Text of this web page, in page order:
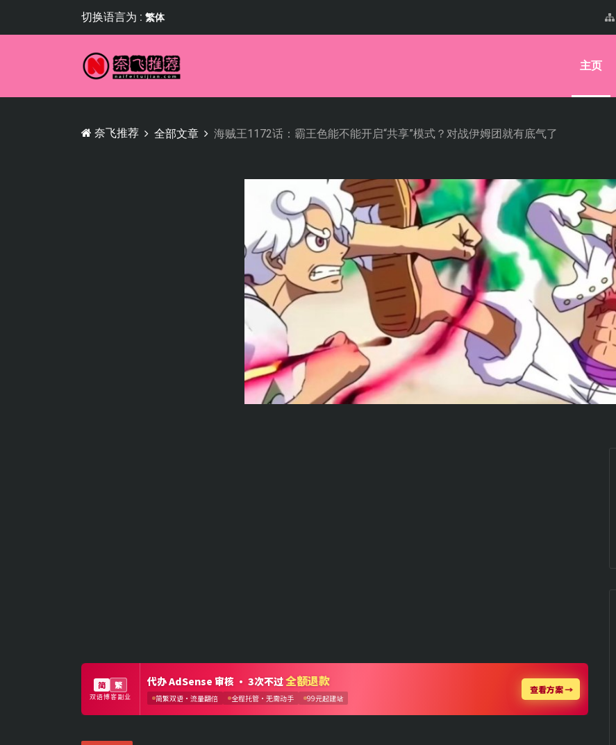
切换语言为 : 繁体
主页
奈飞推荐 全部文章 海贼王1172话：霸王色能不能开启“共享”模式？对战伊姆团就有底气了